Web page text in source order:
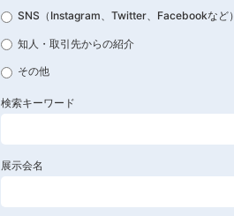
SNS（Instagram、Twitter、Facebookなど）
知人・取引先からの紹介
その他
検索キーワード
展示会名